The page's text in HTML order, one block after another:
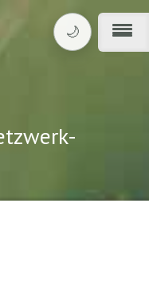
Menü
🌙Design